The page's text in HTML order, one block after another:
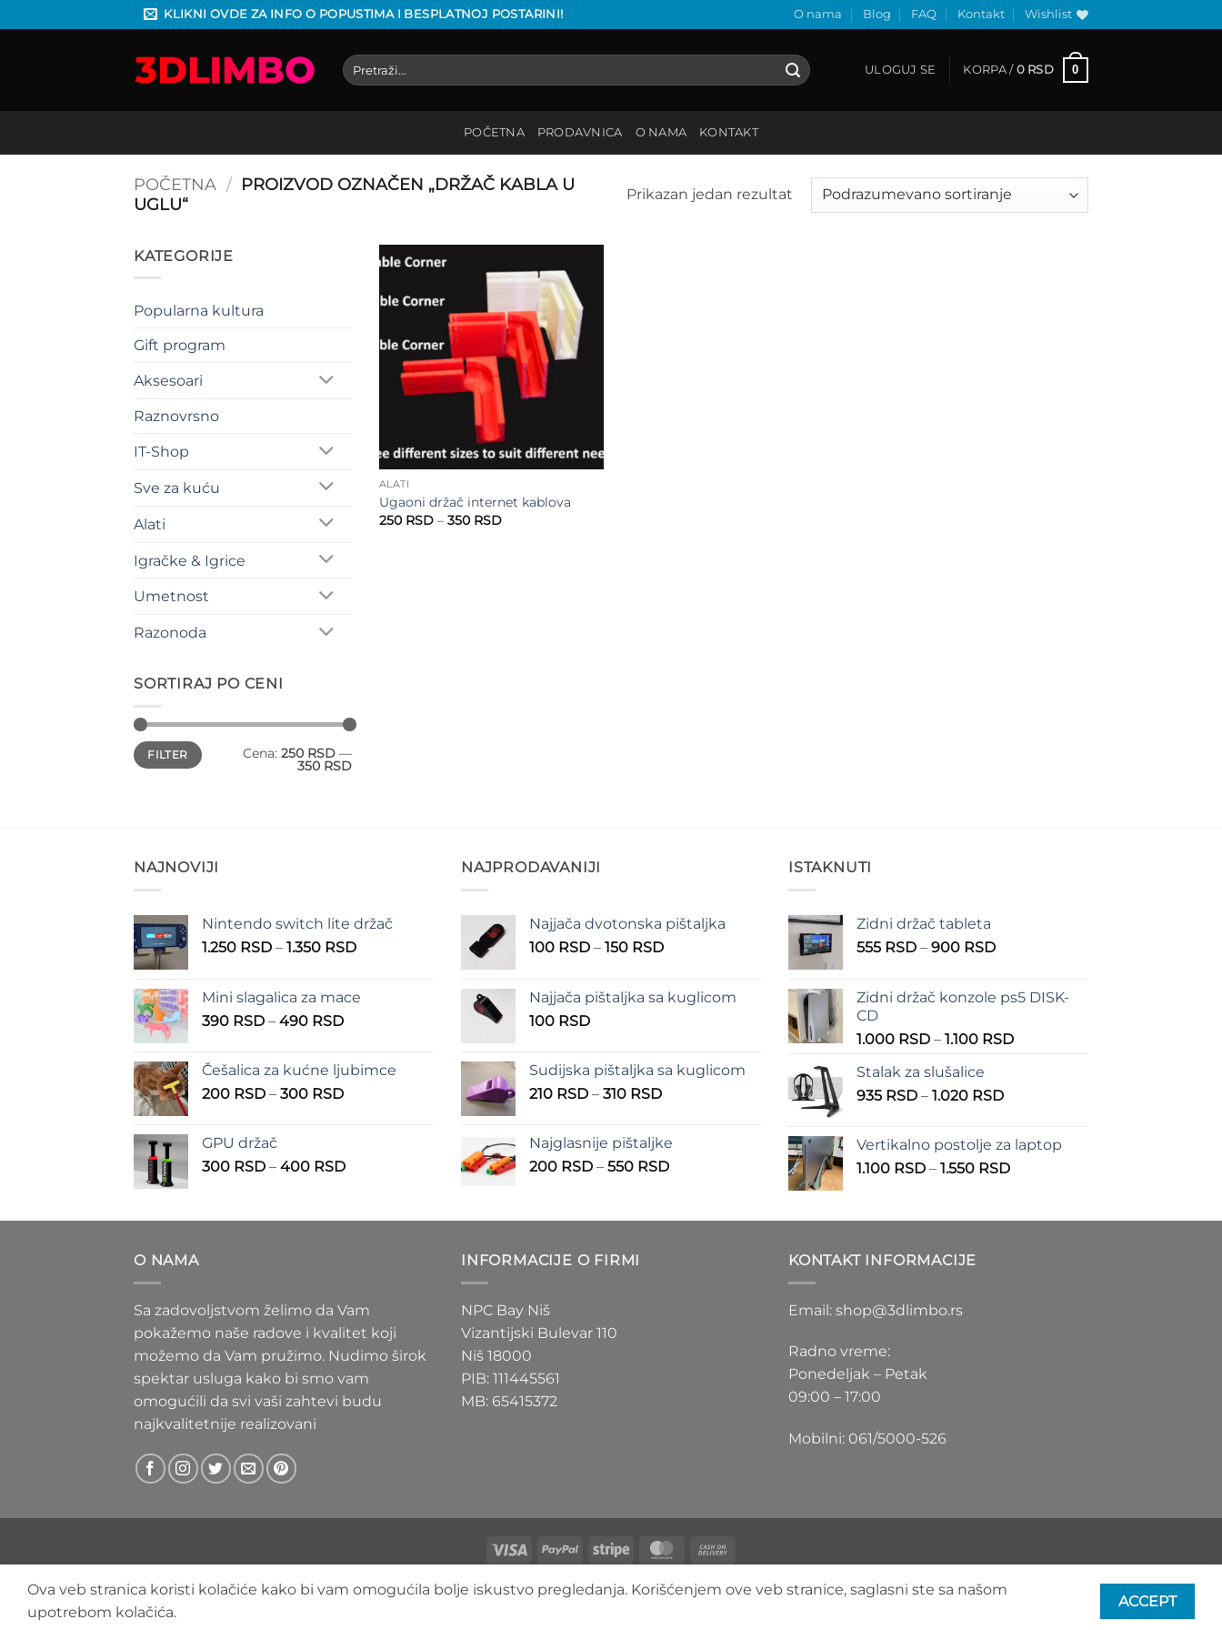
na
KLIKNI OVDE ZA INFO O POPUSTIMA I BESPLATNOJ POSTARINI! O nama Blog FAQ Kontakt Wishlist
Pretraga
za:
ULOGUJ SE KORPA / 0 RSD 0
POČETNA PRODAVNICA O NAMA KONTAKT
POČETNA / PROIZVOD OZNAČEN „DRŽAČ KABLA U
UGLU“
Prikazan jedan rezultat
KATEGORIJE
Popularna kultura
Gift program
Aksesoari
Raznovrsno
IT-Shop
Sve za kuću
Alati
Igračke & Igrice
Umetnost
Razonoda
SORTIRAJ PO CENI
Minimalna
cena
Maksimalna
cenaFILTER Cena: 250 RSD —
350 RSD
Add to
wishlist
ALATI
Ugaoni držač internet kablova
250 RSD – 350 RSDRaspon
NAJNOVIJI
Nintendo switch lite držač
1.250 RSD – 1.350 RSDRaspon
1.250 RSD
Mini slagalica za mace
390 RSD – 490 RSDRaspon
390 RSD
do
Češalica za kućne ljubimce
200 RSD – 300 RSDRaspon
do
GPU držač
300 RSD – 400 RSDRaspon
300 RSD
NAJPRODAVANIJI
Najjača dvotonska pištaljka
100 RSD – 150 RSDRaspon
100 RSD
Najjača pištaljka sa kuglicom
100 RSD
Sudijska pištaljka sa kuglicom
210 RSD – 310 RSDRaspon
210 RSD
do
Najglasnije pištaljke
200 RSD – 550 RSDRaspon
200 RSD
ISTAKNUTI
Zidni držač tableta
555 RSD – 900 RSDRaspon
555 RSD
900 RSD
Zidni držač konzole ps5 DISK-
CD
1.000 RSD – 1.100 RSDRaspon
Stalak za slušalice
935 RSD – 1.020 RSDRaspon
935 RSD
do
Vertikalno postolje za laptop
1.100 RSD – 1.550 RSDRaspon
1.100 RSD
O NAMA
Sa zadovoljstvom želimo da Vam
pokažemo naše radove i kvalitet koji
možemo da Vam pružimo. Nudimo širok
spektar usluga kako bi smo vam
omogućili da svi vaši zahtevi budu
najkvalitetnije realizovani
INFORMACIJE O FIRMI
NPC Bay Niš
Vizantijski Bulevar 110
Niš 18000
PIB: 111445561
MB: 65415372
KONTAKT INFORMACIJE
Email: shop@3dlimbo.rs
Radno vreme:
Ponedeljak – Petak
09:00 – 17:00
Mobilni: 061/5000-526
Visa PayPal Stripe MasterCard
On
Delivery
O NAMA BLOG FAQ KONTAKT
Ova veb stranica koristi kolačiće kako bi vam omogućila bolje iskustvo pregledanja. Korišćenjem ove veb stranice, saglasni ste sa našom
upotrebom kolačića.
ACCEPT